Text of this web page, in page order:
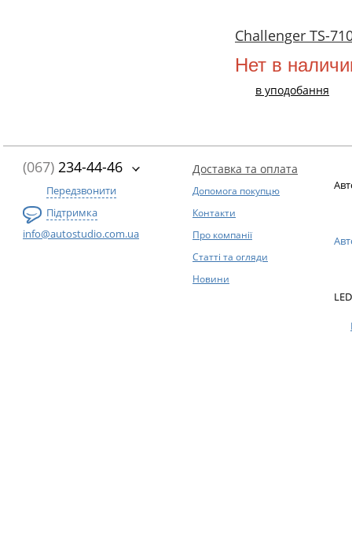
Challenger TS-
Нет в
в уподобання
(067) 234-44-46
Передзвонити
Підтримка
info@autostudio.com.ua
Доставка та оплата
Допомога покупцю
Контакти
Про компанії
Статті та огляди
Новини